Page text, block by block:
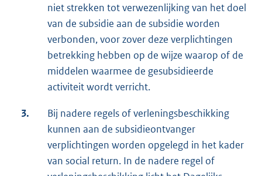
niet strekken tot verwezenlijking van het doel
van de subsidie aan de subsidie worden
verbonden, voor zover deze verplichtingen
betrekking hebben op de wijze waarop of de
middelen waarmee de gesubsidieerde
activiteit wordt verricht.
3.
Bij nadere regels of verleningsbeschikking
kunnen aan de subsidieontvanger
verplichtingen worden opgelegd in het kader
van social return. In de nadere regel of